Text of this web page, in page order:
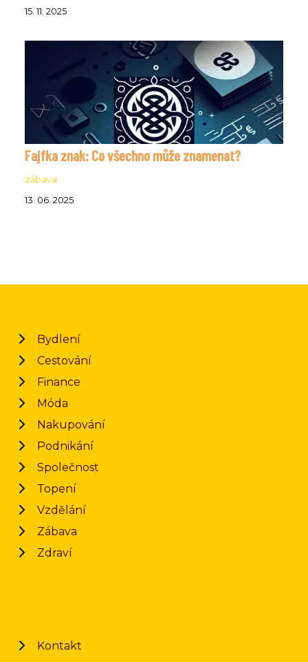
15. 11. 2025
Fajfka znak: Co všechno může znamenat?
zábava
13. 06. 2025
Bydlení
Cestování
Finance
Móda
Nakupování
Podnikání
Společnost
Topení
Vzdělání
Zábava
Zdraví
Kontakt